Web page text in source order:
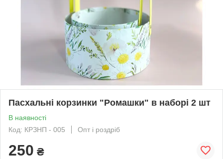
Пасхальні корзинки "Ромашки" в наборі 2 шт
В наявності
Код: КРЗНП - 005
Опт і роздріб
250 ₴